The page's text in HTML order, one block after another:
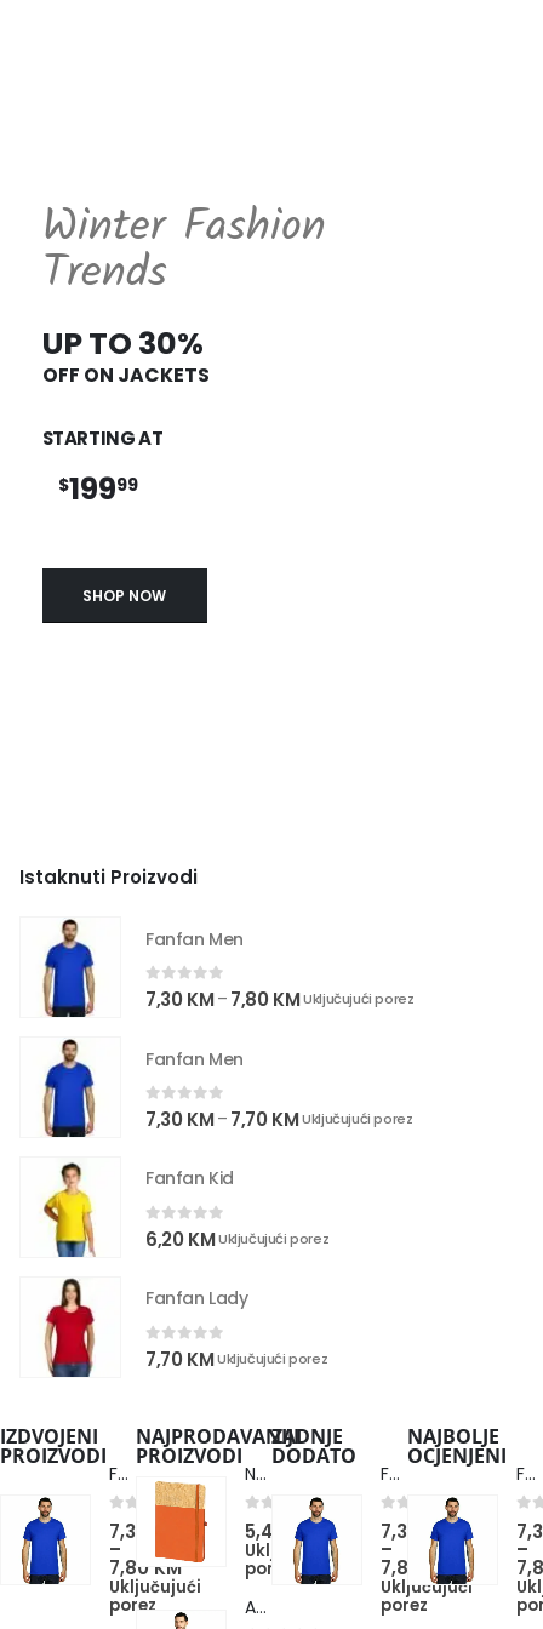
Winter Fashion
Trends
UP TO 30%
OFF ON JACKETS
STARTING AT
$19999
SHOP NOW
Istaknuti Proizvodi
Fanfan Men
0out of 5
7,30 KM– 7,80 KMUključujući porez
Fanfan Men
0out of 5
7,30 KM– 7,70 KMUključujući porez
Fanfan Kid
0out of 5
6,20 KMUključujući porez
Fanfan Lady
0out of 5
7,70 KMUključujući porez
IZDVOJENI
PROIZVODI
Fanfan Men
0out of 5
7,30 KM
–
7,80 KM
Uključujući
porez
NAJPRODAVANIJI
PROIZVODI
Note Cork
0out of 5
5,40 KM
Uključujući
porez
Azzuro
ZADNJE
DODATO
Fanfan Men
0out of 5
7,30 KM
–
7,80 KM
Uključujući
porez
NAJBOLJE
OCJENJENI
Fanfan Men
0
–